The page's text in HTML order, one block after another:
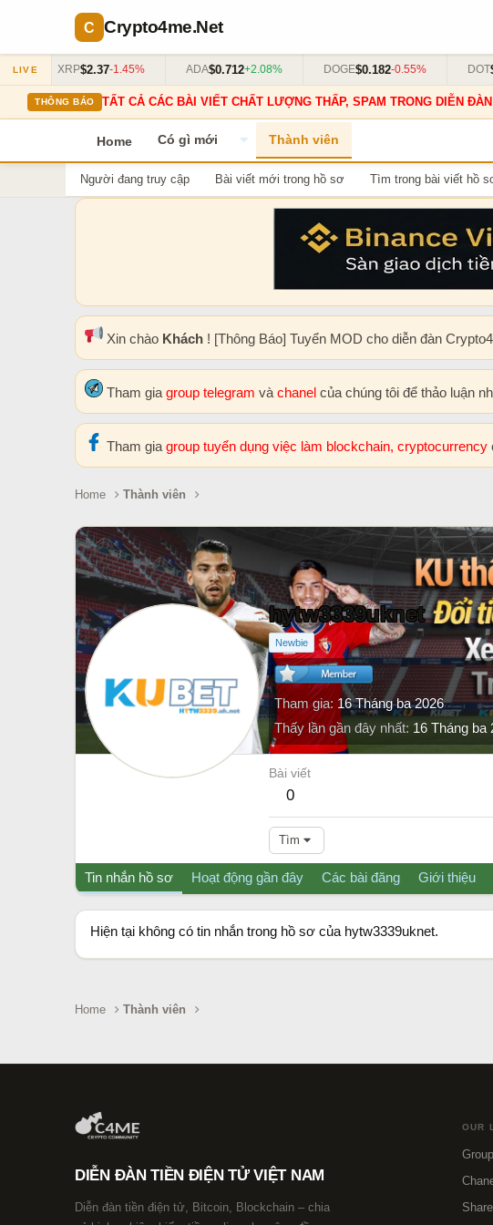
Crypto4me.Net
LIVE XRP$2.37-1.45% ADA$0.712+2.08% DOGE$0.182-0.55% DOT
THÔNG BÁO TẤT CẢ CÁC BÀI VIẾT CHẤT LƯỢNG THẤP, SPAM TRONG DIỄN
Home Có gì mới Thành viên
Người đang truy cập Bài viết mới trong hồ sơ Tìm trong bài viết hồ
Xin chào Khách ! [Thông Báo] Tuyển MOD cho diễn đàn
Tham gia group telegram và chanel của chúng tôi để thảo luận
Tham gia group tuyển dụng việc làm blockchain, cryptocurrency
Home Thành viên
hytw3339uknet
Newbie
Tham gia 16 Tháng ba 2026
Thấy lần gần đây nhất 16 Tháng ba
Bài viết
0
Tìm
Tin nhắn hồ sơ Hoạt động gần đây Các bài đăng Giới thiệu
Hiện tại không có tin nhắn trong hồ sơ của hytw3339uknet.
Home Thành viên
DIỄN ĐÀN TIỀN ĐIỆN TỬ VIỆT NAM
Diễn đàn tiền điện tử, Bitcoin, Blockchain – chia
OUR